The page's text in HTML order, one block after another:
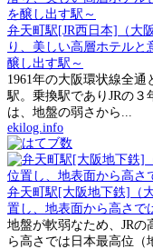
弁天町駅[JR西日本]（大
り、美しい高層ホテル
醸し出す駅～
1961年の大阪環状線全
駅。乗換駅でありJRの
は、地盤の弱さから...
ekilog.info
弁天町駅[大阪地下鉄]（
置し、地表面から高さで
地盤が軟弱なため、JR
ら高さでは日本最高位（